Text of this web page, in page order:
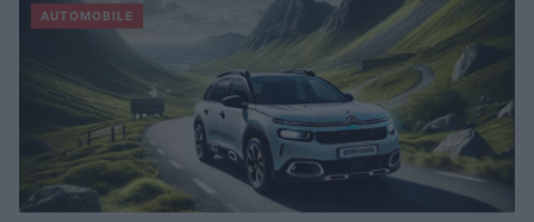
AUTOMOBILE